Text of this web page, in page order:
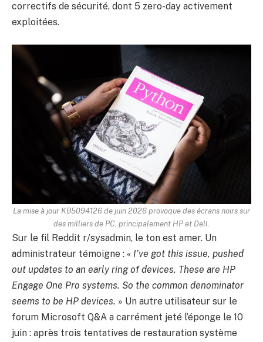
correctifs de sécurité, dont 5 zero-day activement
exploitées.
La mise à jour KB5094126 de juin 2026 provoque des écrans noirs sur
des milliers de PC, principalement HP et Dell.
Sur le fil Reddit r/sysadmin, le ton est amer. Un
administrateur témoigne : « I’ve got this issue, pushed
out updates to an early ring of devices. These are HP
Engage One Pro systems. So the common denominator
seems to be HP devices. » Un autre utilisateur sur le
forum Microsoft Q&A a carrément jeté l’éponge le 10
juin : après trois tentatives de restauration système